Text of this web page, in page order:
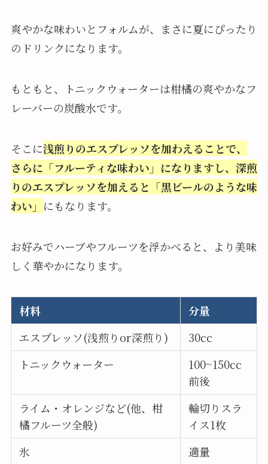
爽やかな味わいとフォルムが、まさに夏にぴったり
のドリンクになります。
もともと、トニックウォーターは柑橘の爽やかなフ
レーバーの炭酸水です。
そこに浅煎りのエスプレッソを加わえることで、
さらに「フルーティな味わい」になりますし、深煎
りのエスプレッソを加えると「黒ビールのような味
わい」 にもなります。
お好みでハーブやフルーツを浮かべると、より美味
しく華やかになります。
材料
分量
エスプレッソ(浅煎りor深煎り)
30cc
トニックウォーター
100~150cc
前後
ライム・オレンジなど(他、柑
橘フルーツ全般)
輪切りスラ
イス1枚
氷
適量